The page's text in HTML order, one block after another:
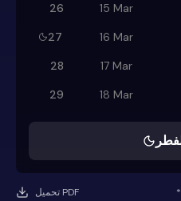
26
15 Mar
27
16 Mar
28
17 Mar
29
18 Mar
تحميل PDF